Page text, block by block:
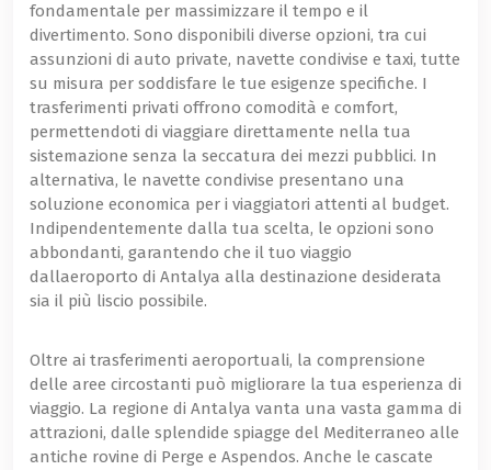
fondamentale per massimizzare il tempo e il
divertimento. Sono disponibili diverse opzioni, tra cui
assunzioni di auto private, navette condivise e taxi, tutte
su misura per soddisfare le tue esigenze specifiche. I
trasferimenti privati ​​offrono comodità e comfort,
permettendoti di viaggiare direttamente nella tua
sistemazione senza la seccatura dei mezzi pubblici. In
alternativa, le navette condivise presentano una
soluzione economica per i viaggiatori attenti al budget.
Indipendentemente dalla tua scelta, le opzioni sono
abbondanti, garantendo che il tuo viaggio
dallaeroporto di Antalya alla destinazione desiderata
sia il più liscio possibile.
Oltre ai trasferimenti aeroportuali, la comprensione
delle aree circostanti può migliorare la tua esperienza di
viaggio. La regione di Antalya vanta una vasta gamma di
attrazioni, dalle splendide spiagge del Mediterraneo alle
antiche rovine di Perge e Aspendos. Anche le cascate